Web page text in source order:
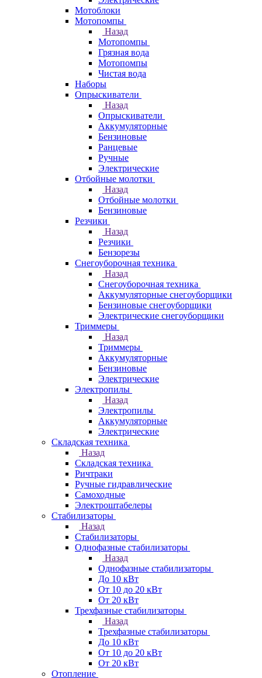
Мотоблоки
Мотопомпы
Назад
Мотопомпы
Грязная вода
Мотопомпы
Чистая вода
Наборы
Опрыскиватели
Назад
Опрыскиватели
Аккумуляторные
Бензиновые
Ранцевые
Ручные
Электрические
Отбойные молотки
Назад
Отбойные молотки
Бензиновые
Резчики
Назад
Резчики
Бензорезы
Снегоуборочная техника
Назад
Снегоуборочная техника
Аккумуляторные снегоуборщики
Бензиновые снегоуборщики
Электрические снегоуборщики
Триммеры
Назад
Триммеры
Аккумуляторные
Бензиновые
Электрические
Электропилы
Назад
Электропилы
Аккумуляторные
Электрические
Складская техника
Назад
Складская техника
Ричтраки
Ручные гидравлические
Самоходные
Электроштабелеры
Стабилизаторы
Назад
Стабилизаторы
Однофазные стабилизаторы
Назад
Однофазные стабилизаторы
До 10 кВт
От 10 до 20 кВт
От 20 кВт
Трехфазные стабилизаторы
Назад
Трехфазные стабилизаторы
До 10 кВт
От 10 до 20 кВт
От 20 кВт
Отопление